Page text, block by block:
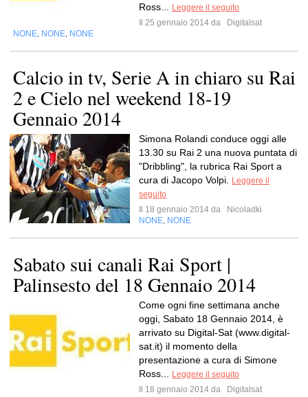
Ross...
Leggere il seguito
Il 25 gennaio 2014 da
Digitalsat
NONE NONE NONE
Calcio in tv, Serie A in chiaro su Rai
2 e Cielo nel weekend 18-19
Gennaio 2014
Simona Rolandi conduce oggi alle
13.30 su Rai 2 una nuova puntata di
"Dribbling", la rubrica Rai Sport a
cura di Jacopo Volpi.
Leggere il
seguito
Il 18 gennaio 2014 da
Nicoladki
NONE NONE
Sabato sui canali Rai Sport |
Palinsesto del 18 Gennaio 2014
Come ogni fine settimana anche
oggi, Sabato 18 Gennaio 2014, è
arrivato su Digital-Sat (www.digital-
sat.it) il momento della
presentazione a cura di Simone
Ross...
Leggere il seguito
Il 18 gennaio 2014 da
Digitalsat